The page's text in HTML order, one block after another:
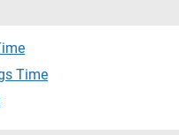
Time